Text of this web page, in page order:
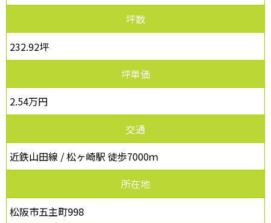
坪数
232.92坪
坪単価
2.54万円
交通
近鉄山田線 / 松ヶ崎駅 徒歩7000ｍ
所在地
松阪市五主町998